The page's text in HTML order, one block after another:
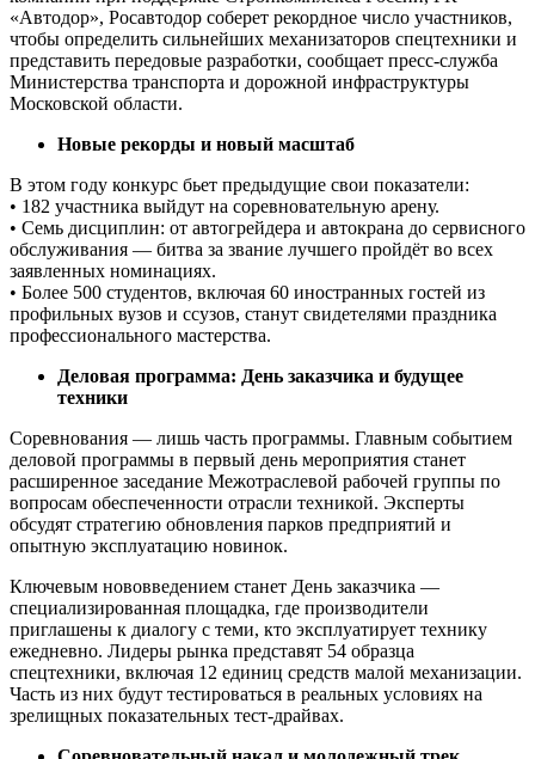
«Автодор», Росавтодор соберет рекордное число участников,
чтобы определить сильнейших механизаторов спецтехники и
представить передовые разработки, сообщает пресс-служба
Министерства транспорта и дорожной инфраструктуры
Московской области.
Новые рекорды и новый масштаб
В этом году конкурс бьет предыдущие свои показатели:
• 182 участника выйдут на соревновательную арену.
• Семь дисциплин: от автогрейдера и автокрана до сервисного
обслуживания — битва за звание лучшего пройдёт во всех
заявленных номинациях.
• Более 500 студентов, включая 60 иностранных гостей из
профильных вузов и ссузов, станут свидетелями праздника
профессионального мастерства.
Деловая программа: День заказчика и будущее
техники
Соревнования — лишь часть программы. Главным событием
деловой программы в первый день мероприятия станет
расширенное заседание Межотраслевой рабочей группы по
вопросам обеспеченности отрасли техникой. Эксперты
обсудят стратегию обновления парков предприятий и
опытную эксплуатацию новинок.
Ключевым нововведением станет День заказчика —
специализированная площадка, где производители
приглашены к диалогу с теми, кто эксплуатирует технику
ежедневно. Лидеры рынка представят 54 образца
спецтехники, включая 12 единиц средств малой механизации.
Часть из них будут тестироваться в реальных условиях на
зрелищных показательных тест-драйвах.